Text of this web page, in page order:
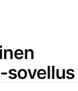
sovellus